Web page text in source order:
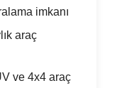
imkanı
araç
ve 4x4 araç